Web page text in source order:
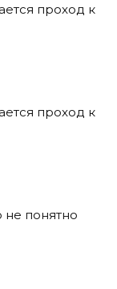
проход к
проход к
не понятно